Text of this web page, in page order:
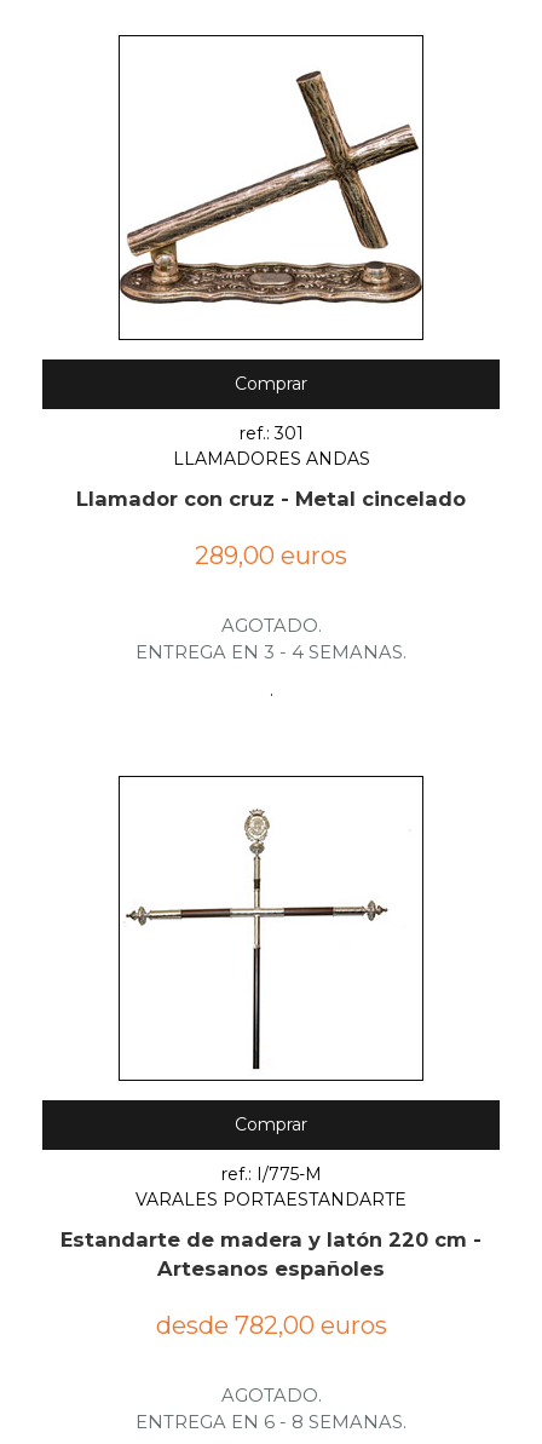
Comprar
ref.: 301
LLAMADORES ANDAS
Llamador con cruz - Metal cincelado
289,00 euros
AGOTADO.
ENTREGA EN 3 - 4 SEMANAS.
.
Comprar
ref.: I/775-M
VARALES PORTAESTANDARTE
Estandarte de madera y latón 220 cm -
Artesanos españoles
desde 782,00 euros
AGOTADO.
ENTREGA EN 6 - 8 SEMANAS.